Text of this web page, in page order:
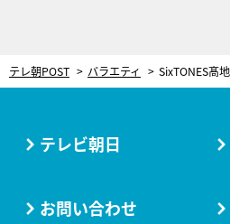
テレ朝POST バラエティ
テレビ朝日
お問い合わせ